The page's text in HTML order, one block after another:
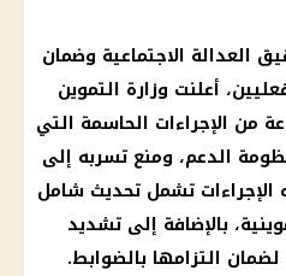
العدالة الاجتماعية وضمان
أعلنت وزارة التموين
من الإجراءات الحاسمة التي
الدعم، ومنع تسربه إلى
تشمل تحديث شامل
بالإضافة إلى تشديد
لضمان التزامها بالضوابط.